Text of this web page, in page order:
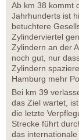
Ab km 38 kommt
Jahrhunderts ist
betuchtere
Zylinderviertel
Zylindern an der
noch gut, nur
Zylindern
Hamburg mehr
Bei km 39
das Ziel wartet,
die letzte
Strecke führt
das